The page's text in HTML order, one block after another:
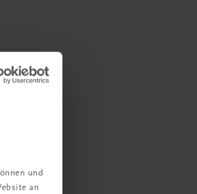
und
an